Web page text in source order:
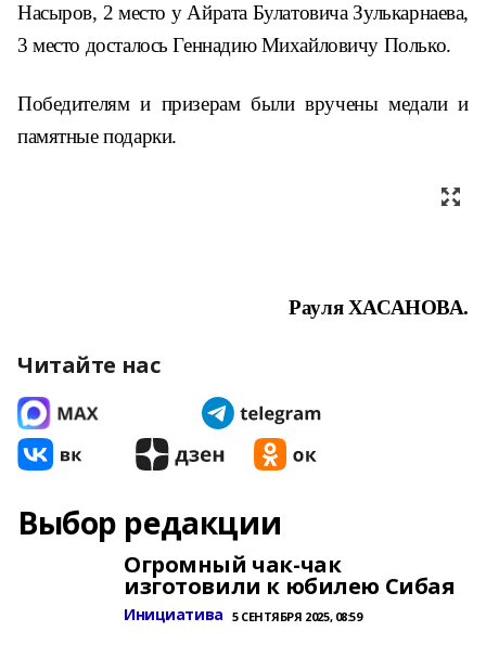
Насыров, 2 место у Айрата Булатовича Зулькарнаева,
3 место досталось Геннадию Михайловичу Полько.
Победителям и призерам были вручены медали и
памятные подарки.
Рауля ХАСАНОВА.
Читайте нас
Выбор редакции
Огромный чак-чак
изготовили к юбилею Сибая
Инициатива 5 СЕНТЯБРЯ 2025, 08:59